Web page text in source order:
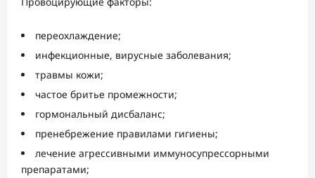
переохлаждение;
инфекционные, вирусные заболевания;
травмы кожи;
частое бритье промежности;
гормональный дисбаланс;
пренебрежение правилами гигиены;
лечение агрессивными иммуносупрессорными
препаратами;